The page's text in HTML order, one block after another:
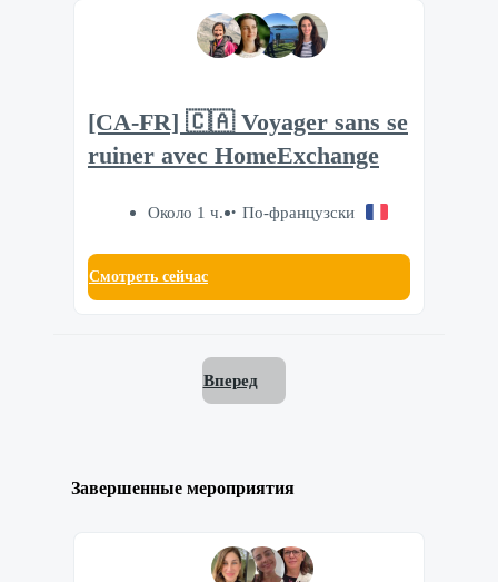
[CA-FR] 🇨🇦 Voyager sans se
ruiner avec HomeExchange
Около 1 ч. По-французски
Смотреть сейчас
Вперед
Завершенные мероприятия